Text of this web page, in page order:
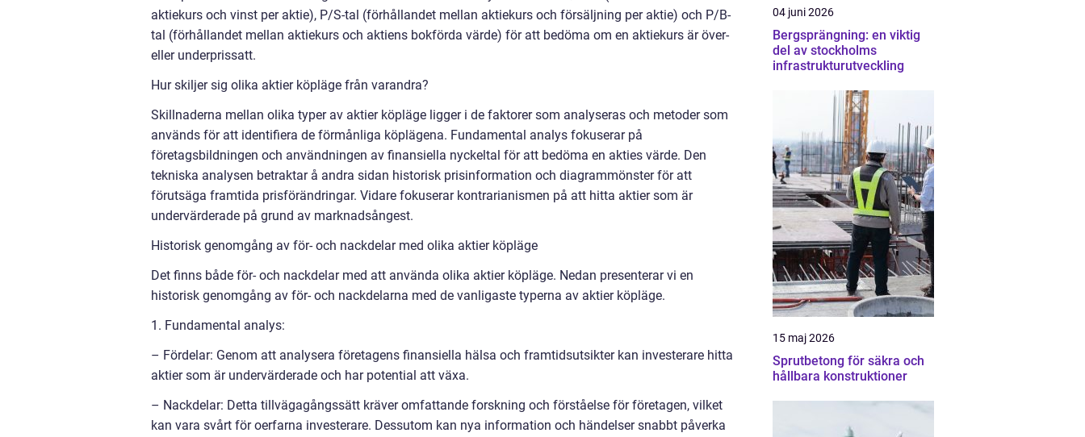
aktiekurs och vinst per aktie), P/S-tal (förhållandet mellan aktiekurs och försäljning per aktie) och P/B-
tal (förhållandet mellan aktiekurs och aktiens bokförda värde) för att bedöma om en aktiekurs är över-
eller underprissatt.
Hur skiljer sig olika aktier köpläge från varandra?
Skillnaderna mellan olika typer av aktier köpläge ligger i de faktorer som analyseras och metoder som
används för att identifiera de förmånliga köplägena. Fundamental analys fokuserar på
företagsbildningen och användningen av finansiella nyckeltal för att bedöma en akties värde. Den
tekniska analysen betraktar å andra sidan historisk prisinformation och diagrammönster för att
förutsäga framtida prisförändringar. Vidare fokuserar kontrarianismen på att hitta aktier som är
undervärderade på grund av marknadsångest.
Historisk genomgång av för- och nackdelar med olika aktier köpläge
Det finns både för- och nackdelar med att använda olika aktier köpläge. Nedan presenterar vi en
historisk genomgång av för- och nackdelarna med de vanligaste typerna av aktier köpläge.
1. Fundamental analys:
– Fördelar: Genom att analysera företagens finansiella hälsa och framtidsutsikter kan investerare hitta
aktier som är undervärderade och har potential att växa.
– Nackdelar: Detta tillvägagångssätt kräver omfattande forskning och förståelse för företagen, vilket
kan vara svårt för oerfarna investerare. Dessutom kan nya information och händelser snabbt påverka
04 juni 2026
Bergsprängning: en viktig
del av stockholms
infrastrukturutveckling
15 maj 2026
Sprutbetong för säkra och
hållbara konstruktioner